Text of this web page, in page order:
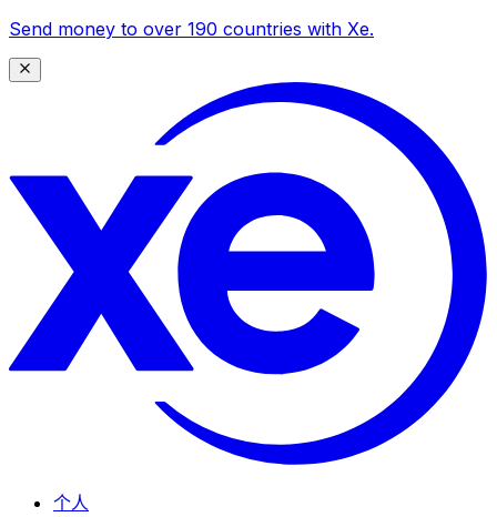
Send money to over 190 countries with Xe.
个人